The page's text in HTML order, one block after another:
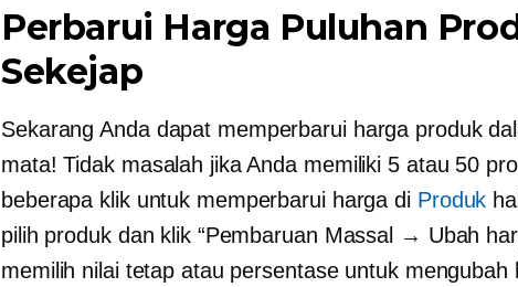
Perbarui Harga Puluhan
Sekejap
Sekarang Anda dapat memperbarui harga produk
mata! Tidak masalah jika Anda memiliki 5 atau 50
beberapa klik untuk memperbarui harga di Produk
pilih produk dan klik “Pembaruan Massal → Ubah
memilih nilai tetap atau persentase untuk mengubah